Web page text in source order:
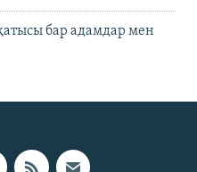
бар адамдар мен